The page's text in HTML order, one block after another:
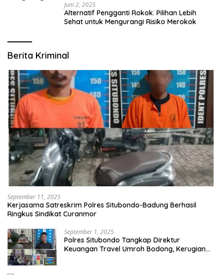
Juni 2, 2025
Alternatif Pengganti Rokok: Pilihan Lebih
Sehat untuk Mengurangi Risiko Merokok
Berita Kriminal
September 11, 2025
Kerjasama Satreskrim Polres Situbondo-Badung Berhasil
Ringkus Sindikat Curanmor
September 1, 2025
Polres Situbondo Tangkap Direktur
Keuangan Travel Umroh Bodong, Kerugian